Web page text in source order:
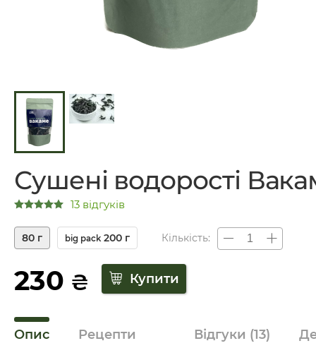
Сушені водорості
13 відгуків
80 г big pack200 г Кількість:
230 ₴
Опис Рецепти Відгуки (13)